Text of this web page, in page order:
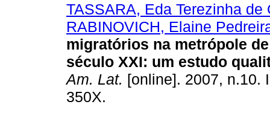
TASSARA, Eda Terezinha de
RABINOVICH, Elaine
migratórios na metrópole
século XXI: um estudo
Am. Lat. [online]. 2007, n.10.
350X.